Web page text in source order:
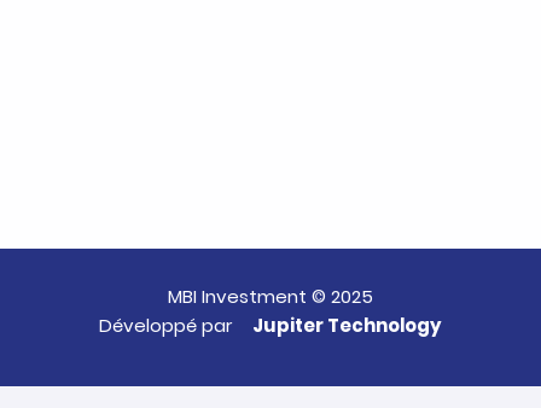
MBI Investment © 2025
Développé par
Jupiter Technology